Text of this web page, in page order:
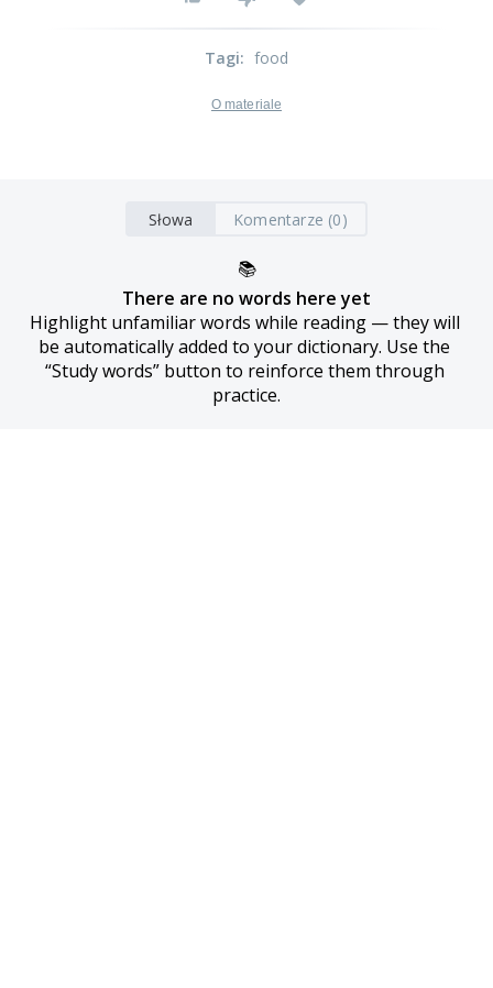
Tagi: food
O materiale
Słowa Komentarze (0)
📚
There are no words here yet
Highlight unfamiliar words while reading — they will
be automatically added to your dictionary. Use the
“Study words” button to reinforce them through
practice.